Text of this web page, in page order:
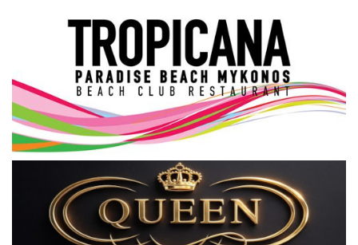
Σεβασμιώτατος Δωρόθεος Β’
Cost Of Living Crisis
Opinion + Analysis
L’Art des Sens
Local Elections 2023